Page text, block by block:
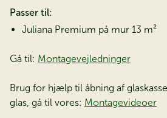
Passer til:
Juliana Premium på mur 13 m²
Gå til: Montagevejledninger
Brug for hjælp til åbning af
glas, gå til vores: Montagevideoer